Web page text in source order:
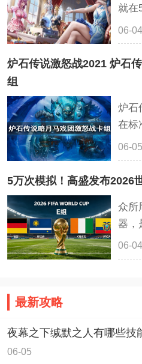
的场
控制
能够
就在
了与
主要
有君
06-04
炉石传说激怒战2021 炉石
组
炉石
在标
率让
套激
喝海
之锚
格罗
的斩
誓雇
06-05
5万次模拟！高盛发布2026
众所
器，
率，
程的
队
冠的
06-04
最新攻略
夜幕之下缄默之人有哪些技
介绍
06-05